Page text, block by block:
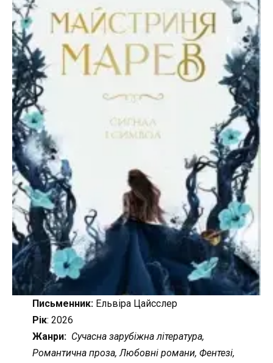
Письменник:Ельвіра Цайсслер
Рік: 2026
Жанри: Сучасна зарубіжна література,
Романтична проза, Любовні романи, Фентезі,